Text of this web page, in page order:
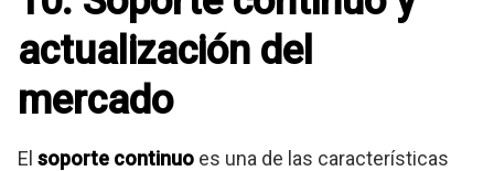
actualización del
mercado
El soporte continuo es una de las características